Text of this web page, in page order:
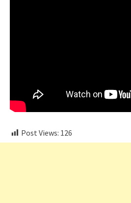
Post Views: 126